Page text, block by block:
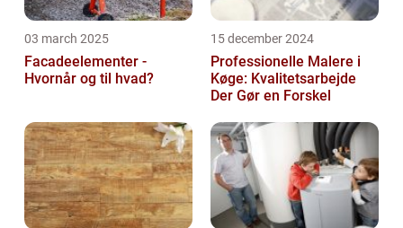
03 march 2025
Facadeelementer -
Hvornår og til hvad?
15 december 2024
Professionelle Malere i
Køge: Kvalitetsarbejde
Der Gør en Forskel